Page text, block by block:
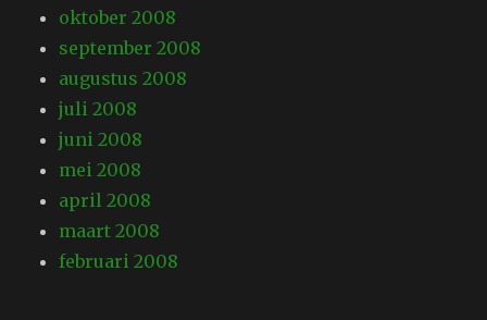
oktober 2008
september 2008
augustus 2008
juli 2008
juni 2008
mei 2008
april 2008
maart 2008
februari 2008